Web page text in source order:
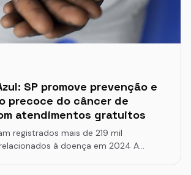
SP promove prevenção e
precoce do câncer de
atendimentos gratuitos
registrados mais de 219 mil
à doença em 2024 A…